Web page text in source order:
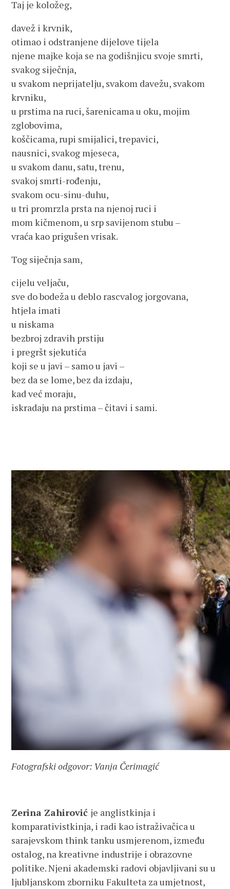
Taj je koložeg,
davež i krvnik,
otimao i odstranjene dijelove tijela
njene majke koja se na godišnjicu svoje smrti,
svakog siječnja,
u svakom neprijatelju, svakom davežu, svakom
krvniku,
u prstima na ruci, šarenicama u oku, mojim
zglobovima,
koščicama, rupi smijalici, trepavici,
nausnici, svakog mjeseca,
u svakom danu, satu, trenu,
svakoj smrti-rođenju,
svakom ocu-sinu-duhu,
u tri promrzla prsta na njenoj ruci i
mom kičmenom, u srp savijenom stubu –
vraća kao prigušen vrisak.
Tog siječnja sam,
cijelu veljaču,
sve do bodeža u deblo rascvalog jorgovana,
htjela imati
u niskama
bezbroj zdravih prstiju
i pregršt sjekutića
koji se u javi – samo u javi –
bez da se lome, bez da izdaju,
kad već moraju,
iskradaju na prstima – čitavi i sami.
Fotografski odgovor: Vanja Čerimagić
Zerina Zahirović je anglistkinja i
komparativistkinja, i radi kao istraživačica u
sarajevskom think tanku usmjerenom, između
ostalog, na kreativne industrije i obrazovne
politike. Njeni akademski radovi objavljivani su u
ljubljanskom zborniku Fakulteta za umjetnost,